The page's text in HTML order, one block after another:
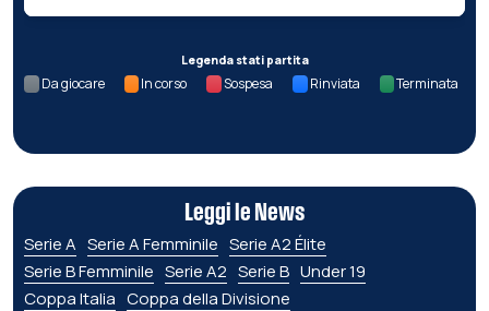
Legenda stati partita
Da giocare In corso Sospesa Rinviata Terminata
Leggi le News
Serie A Serie A Femminile Serie A2 Élite
Serie B Femminile Serie A2 Serie B Under 19
Coppa Italia Coppa della Divisione